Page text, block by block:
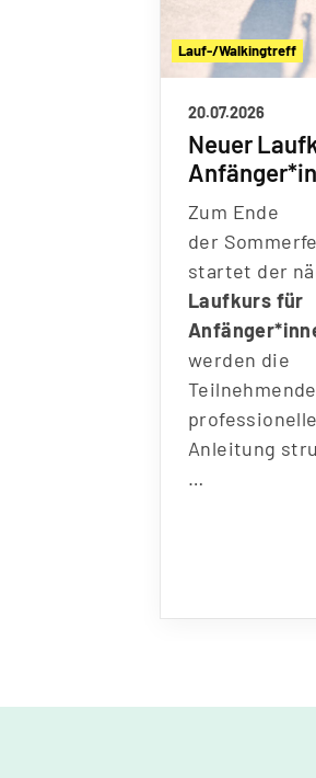
Lauf-/Walkingtreff
20.07.2026
Neuer
Zum Ende
der
startet der
Laufkurs für
werden die
Anleitung
…